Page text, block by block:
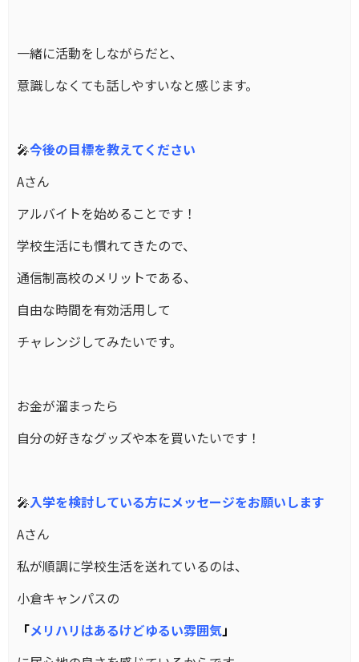
一緒に活動をしながらだと、
意識しなくても話しやすいなと感じます。
🎤今後の目標を教えてください
Aさん
アルバイトを始めることです！
学校生活にも慣れてきたので、
通信制高校のメリットである、
自由な時間を有効活用して
チャレンジしてみたいです。
お金が溜まったら
自分の好きなグッズや本を買いたいです！
🎤入学を検討している方にメッセージをお願いします
Aさん
私が順調に学校生活を送れているのは、
小倉キャンパスの
「メリハリはあるけどゆるい雰囲気」